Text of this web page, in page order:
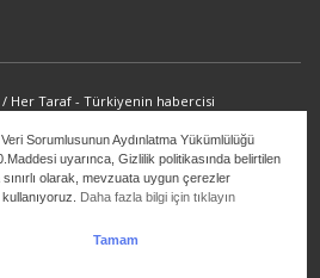
Veri Sorumlusunun Aydınlatma Yükümlülüğü
uyarınca, Gizlilik politikasında belirtilen
olarak, mevzuata uygun çerezler
Daha fazla bilgi için tıklayın
Tamam
Her Taraf - Türkiyenin habercisi